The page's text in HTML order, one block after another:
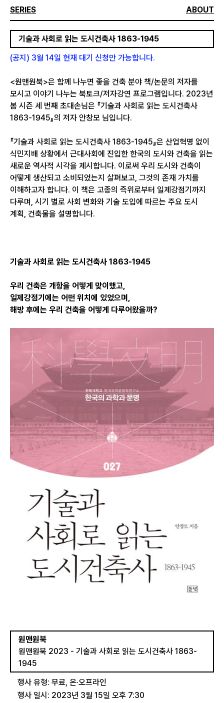
SERIES ABOUT
기술과 사회로 읽는 도시건축사 1863-1945
(공지) 3월 14일 현재 대기 신청만 가능합니다.
<원맨원북>은 함께 나누면 좋을 건축 분야 책/논문의 저자를
모시고 이야기 나누는 북토크/저자강연 프로그램입니다. 2023년
봄 시즌 세 번째 초대손님은 『기술과 사회로 읽는 도시건축사
1863-1945』의 저자 안창모 님입니다.
『기술과 사회로 읽는 도시건축사 1863-1945』은 산업혁명 없이
식민지배 상황에서 근대사회에 진입한 한국의 도시와 건축을 읽는
새로운 역사적 시각을 제시합니다. 이로써 우리 도시와 건축이
어떻게 생산되고 소비되었는지 살펴보고, 그것의 존재 가치를
이해하고자 합니다. 이 책은 고종의 즉위로부터 일제강점기까지
다루며, 시기 별로 사회 변화와 기술 도입에 따르는 주요 도시
계획, 건축물을 설명합니다.
기술과 사회로 읽는 도시건축사 1863-1945
우리 건축은 개항을 어떻게 맞이했고,
일제강점기에는 어떤 위치에 있었으며,
해방 후에는 우리 건축을 어떻게 다루어왔을까?
원맨원북
원맨원북 2023 - 기술과 사회로 읽는 도시건축사 1863-
1945
행사 유형: 무료, 온∙오프라인
행사 일시: 2023년 3월 15일 오후 7:30